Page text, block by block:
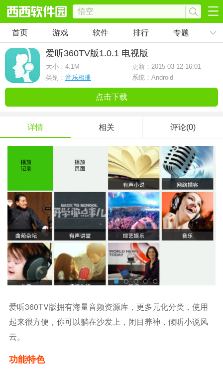
首页 游戏 软件 排行 专题
爱听360TV版1.0.1 电视版
大小： 4.1M
更新：2015-03-12 16:01
类别： 音乐相册 系统：Android
点击下载
详情 相关 评论(0)
爱听360TV版拥有海量音频资源库，更多元化分类，使用
起来很方便，你可以躺在沙发上，闭目养神，倾听小说风
云。
功能特色